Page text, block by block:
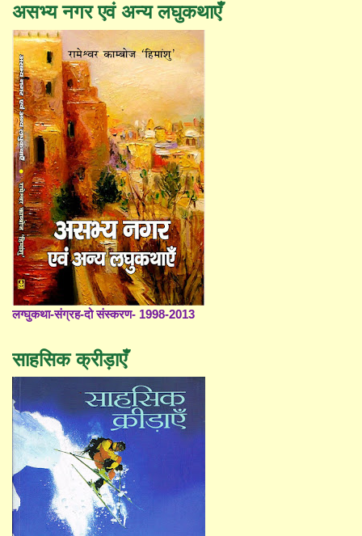
असभ्य नगर एवं अन्य लघुकथाएँ
लग्घुकथा-संग्रह-दो संस्करण- 1998-2013
साहसिक क्रीड़ाएँ